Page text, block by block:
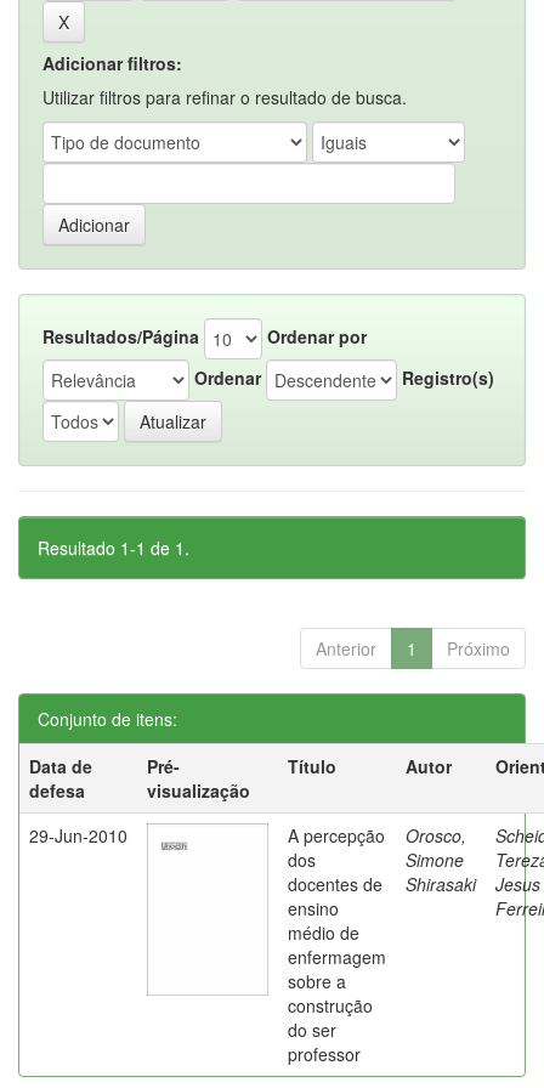
Adicionar filtros:
Utilizar filtros para refinar o resultado de busca.
Resultados/Página
Ordenar por
Ordenar
Registro(s)
Resultado 1-1 de 1.
Anterior 1 Próximo
Conjunto de itens:
Data de
defesa
Pré-
visualização
Título Autor
29-Jun-2010
A percepção
dos
docentes de
ensino
médio de
enfermagem
sobre a
construção
do ser
professor
Orosco,
Simone
Shirasaki
Jesus